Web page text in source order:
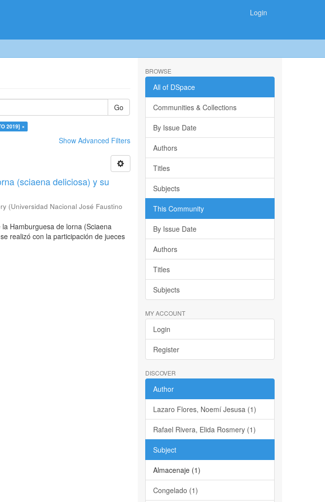
Login
Go
2019] ×
Show Advanced Filters
(sciaena deliciosa) y su
(Universidad Nacional José Faustino
Hamburguesa de lorna (Sciaena
realizó con la participación de jueces
BROWSE
All of DSpace
Communities & Collections
By Issue Date
Authors
Titles
Subjects
This Community
By Issue Date
Authors
Titles
Subjects
MY ACCOUNT
Login
Register
DISCOVER
Author
Lazaro Flores, Noemí Jesusa (1)
Rafael Rivera, Elida Rosmery (1)
Subject
Almacenaje (1)
Congelado (1)